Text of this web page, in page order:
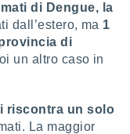
di Dengue, la
dall’estero, ma 1
di
un altro caso in
riscontra un solo
La maggior